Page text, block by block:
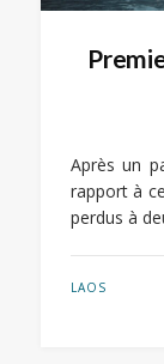
Après un
rapport à
perdus à
LAOS